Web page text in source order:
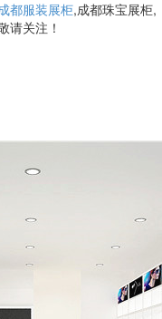
都服装展柜,成都珠宝展柜,
请关注！